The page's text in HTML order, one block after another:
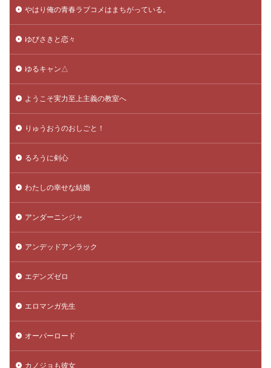
やはり俺の青春ラブコメはまちがっている。
ゆびさきと恋々
ゆるキャン△
ようこそ実力至上主義の教室へ
りゅうおうのおしごと！
るろうに剣心
わたしの幸せな結婚
アンダーニンジャ
アンデッドアンラック
エデンズゼロ
エロマンガ先生
オーバーロード
カノジョも彼女